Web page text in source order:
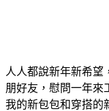
人人都說新年新希望
朋好友，慰問一年來
我的新包包和穿搭的